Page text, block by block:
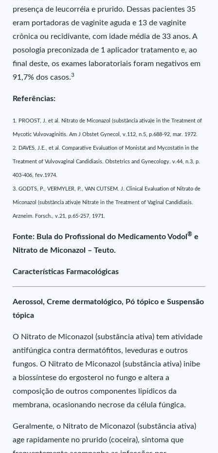
presença de leucorréia e prurido. Dessas pacientes 35
eram portadoras de vaginite aguda e 13 de vaginite
crônica ou recidivante, com idade média de 33 anos. A
posologia preconizada de 1 aplicador tratamento e, ao
final deste, os exames laboratoriais foram negativos em
91,7% dos casos.3
Referências:
1. PROOST, J. et al. Nitrato de Miconazol (substância ativa)e in the Treatment of
Mycotic Vulvovaginitis. Am J Obstet Gynecol, v.112, n.5, p.688-92, mar. 1972.
2. DAVES, J.E., et al. Comparative Evaluation of Monistat and Mycostatin in the
Treatment of Vulvovaginal Candidiasis. Obstetrics and Gynecology. v.44, n.3, p.
403-406, fev.1974.
3. GODTS, P., VERMYLER, P., VAN CUTSEM. J. Clinical Evaluation of Nitrato de
Miconazol (substância ativa)e Nitrate in the Treatment of Vaginal Candidiasis.
Arzneim. Forsch., v.21, p.65-257, 1971.
Fonte: Bula do Profissional do Medicamento Vodol® e
Nitrato de Miconazol – Teuto.
Características Farmacológicas
Aerossol, Creme dermatológico, Pó tópico e Suspensão
tópica
O Nitrato de Miconazol (substância ativa) tem atividade
antifúngica contra dermatófitos, leveduras e outros
fungos. O Nitrato de Miconazol (substância ativa) inibe
a biossíntese do ergosterol no fungo e altera a
composição de outros componentes lipídicos da
membrana, ocasionando necrose da célula fúngica.
Geralmente, o Nitrato de Miconazol (substância ativa)
age rapidamente no prurido (coceira), sintoma que